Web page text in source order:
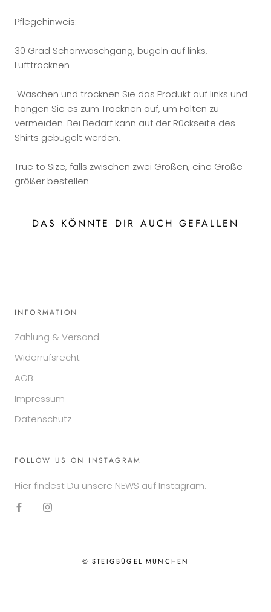
Pflegehinweis:
30 Grad Schonwaschgang, bügeln auf links,
Lufttrocknen
Waschen und trocknen Sie das Produkt auf links und
hängen Sie es zum Trocknen auf, um Falten zu
vermeiden. Bei Bedarf kann auf der Rückseite des
Shirts gebügelt werden.
True to Size, falls zwischen zwei Größen, eine Größe
größer bestellen
DAS KÖNNTE DIR AUCH GEFALLEN
INFORMATION
Zahlung & Versand
Widerrufsrecht
AGB
Impressum
Datenschutz
FOLLOW US ON INSTAGRAM
Hier findest Du unsere NEWS auf Instagram.
© STEIGBÜGEL MÜNCHEN